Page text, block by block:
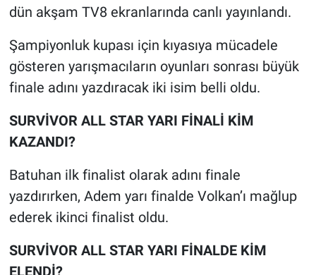
dün akşam TV8 ekranlarında canlı yayınlandı.
Şampiyonluk kupası için kıyasıya mücadele
gösteren yarışmacıların oyunları sonrası büyük
finale adını yazdıracak iki isim belli oldu.
SURVİVOR ALL STAR YARI FİNALİ KİM
KAZANDI?
Batuhan ilk finalist olarak adını finale
yazdırırken, Adem yarı finalde Volkan’ı mağlup
ederek ikinci finalist oldu.
SURVİVOR ALL STAR YARI FİNALDE KİM
ELENDİ?